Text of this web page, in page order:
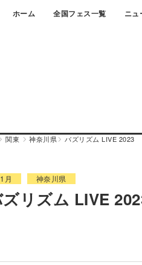
ホーム 全国フェス一覧 ニュ
関東 神奈川県 バズリズム LIVE 2023
月 神奈川県
リズム LIVE